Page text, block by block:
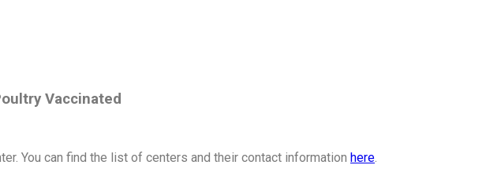
Vaccinated
You can find the list of centers and their contact information here.